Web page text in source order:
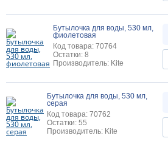
Бутылочка для воды, 530 мл,
фиолетовая
Код товара: 70764
Остатки: 8
Производитель: Kite
Бутылочка для воды, 530 мл,
серая
Код товара: 70762
Остатки: 55
Производитель: Kite